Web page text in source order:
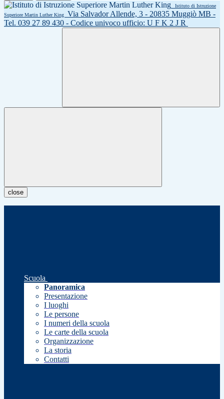
Istituto di Istruzione
Superiore Martin Luther King
Via Salvador Allende, 3 - 20835 Muggiò MB -
Tel. 039 27 89 430 - Codice univoco ufficio: U F K 2 J R
close
Scuola
Panoramica
Presentazione
I luoghi
Le persone
I numeri della scuola
Le carte della scuola
Organizzazione
La storia
Contatti